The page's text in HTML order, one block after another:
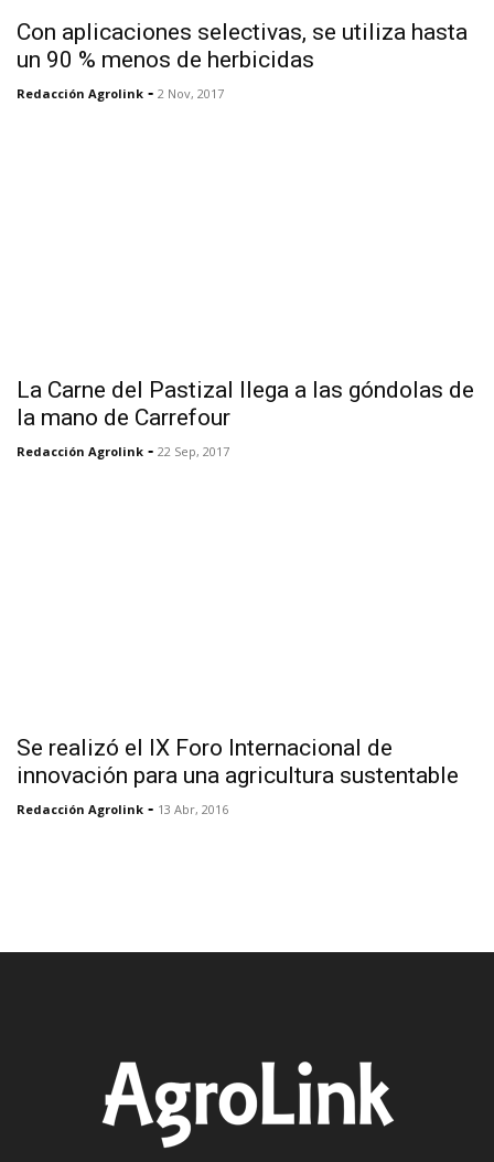
Con aplicaciones selectivas, se utiliza hasta
un 90 % menos de herbicidas
Redacción Agrolink - 2 Nov, 2017
La Carne del Pastizal llega a las góndolas de
la mano de Carrefour
Redacción Agrolink - 22 Sep, 2017
Se realizó el IX Foro Internacional de
innovación para una agricultura sustentable
Redacción Agrolink - 13 Abr, 2016